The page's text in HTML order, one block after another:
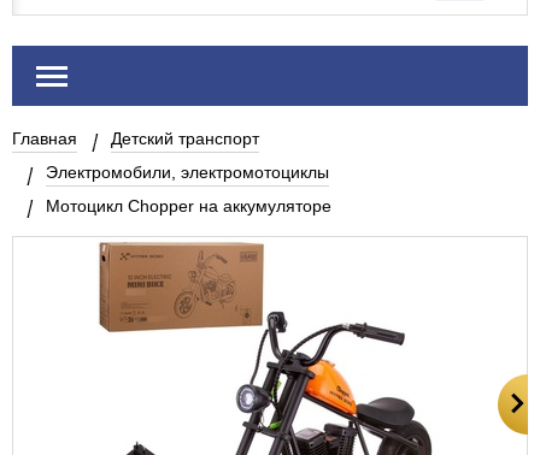
Главная
Детский транспорт
Электромобили, электромотоциклы
Мотоцикл Chopper на аккумуляторе